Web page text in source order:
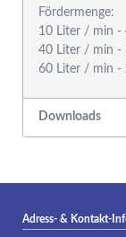
Fördermenge:
10 Liter / min -
40 Liter / min -
60 Liter / min -
Downloads
Adress- & Kontakt-